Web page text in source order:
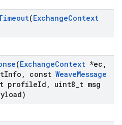
(ExchangeContext
(ExchangeContext *ec ,
Info , const WeaveMessage
t profileId , uint8 t msg